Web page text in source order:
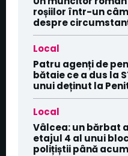
roșiilor într-un
despre
Local
Patru agenți de
bătaie ce a dus la
unui deținut la
Local
Vâlcea: un bărbat
etajul 4 al unui
polițiștii până acum